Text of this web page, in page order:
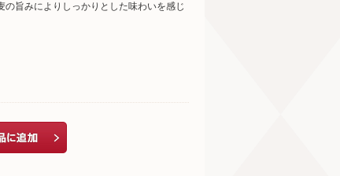
旨みによりしっかりとした味わいを感じ